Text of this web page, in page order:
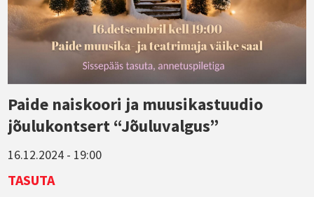
Paide naiskoori ja muusikastuudio
jõulukontsert “Jõuluvalgus”
16.12.2024 - 19:00
TASUTA